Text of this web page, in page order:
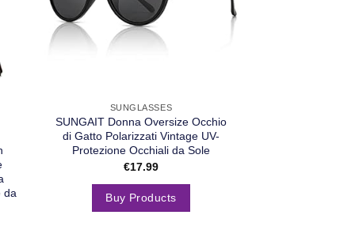
da
SUNGLASSES
SUNGAIT Donna Oversize Occhio
di Gatto Polarizzati Vintage UV-
Protezione Occhiali da Sole
€17.99
Buy Products